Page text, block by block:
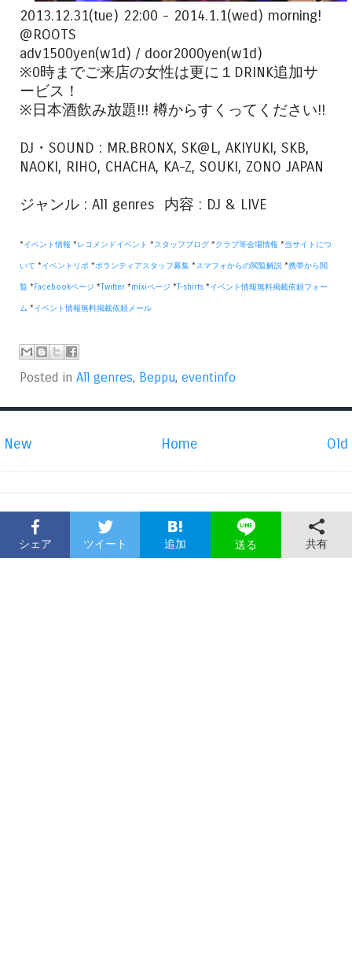
2013.12.31(tue) 22:00 - 2014.1.1(wed) morning!
@ROOTS
adv1500yen(w1d) / door2000yen(w1d)
※0時までご来店の女性は更に１DRINK追加サ
ービス！
※日本酒飲み放題!!! 樽からすくってください!!
DJ・SOUND : MR.BRONX, SK@L, AKIYUKI, SKB,
NAOKI, RIHO, CHACHA, KA-Z, SOUKI, ZONO JAPAN
ジャンル : All genres 内容 : DJ & LIVE
*イベント情報 *レコメンドイベント *スタッフブログ *クラブ等会場情報 *当サイトにつ
いて *イベントリポ *ボランティアスタッフ募集 *スマフォからの閲覧解説 *携帯から閲
覧 * Facebookページ *Twitter *mixiページ *T-shirts *イベント情報無料掲載依頼フォー
ム *イベント情報無料掲載依頼メール
Posted in All genres, Beppu, eventinfo
New Old
Home
シェア ツイート 追加 送る 共有